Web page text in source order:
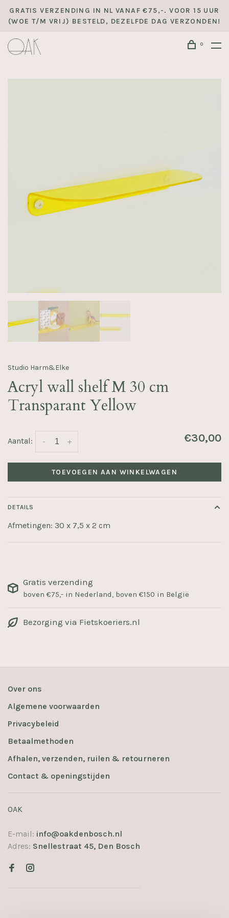
GRATIS VERZENDING IN NL VANAF €75,-. VOOR 15 UUR
(WOE T/M VRIJ) BESTELD, DEZELFDE DAG VERZONDEN!
0
Studio Harm&Elke
Acryl wall shelf M 30 cm
Transparant Yellow
Aantal: +
- €30,00
TOEVOEGEN AAN WINKELWAGEN
DETAILS
Afmetingen: 30 x 7,5 x 2 cm
Gratis verzending
boven €75,- in Nederland, boven €150 in België
Bezorging via Fietskoeriers.nl
Over ons
Algemene voorwaarden
Privacybeleid
Betaalmethoden
Afhalen, verzenden, ruilen & retourneren
Contact & openingstijden
OAK
E-mail: info@oakdenbosch.nl
Adres: Snellestraat 45, Den Bosch